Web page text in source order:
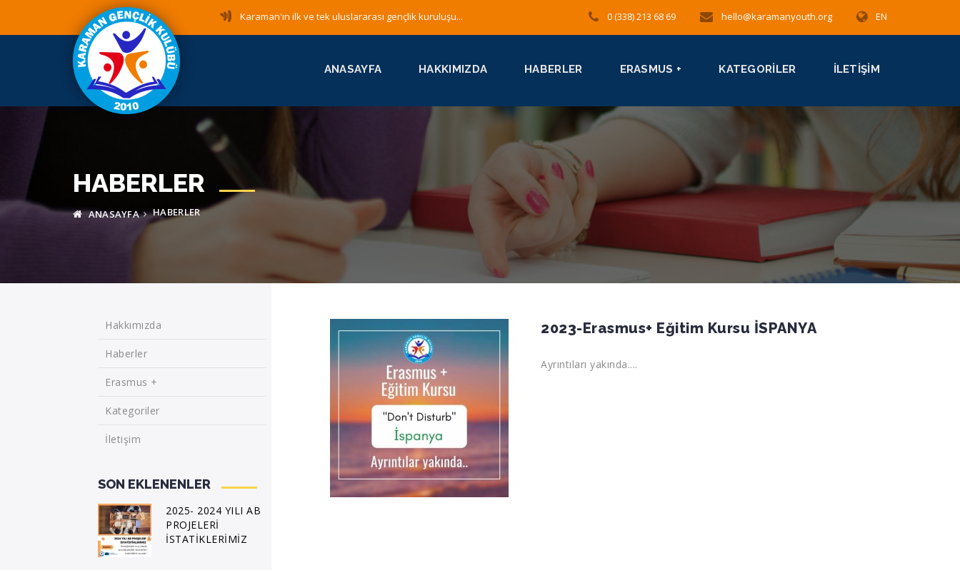
ANASAYFA HAKKIMIZDA HABERLER ERASMUS + KATEGORILER İLETIŞIM
Karaman'ın ilk ve tek uluslararası gençlik kuruluşu... 0 (338) 213 68 69 hello@karamanyouth.org EN
HABERLER
ANASAYFA HABERLER
2023-Erasmus+ Eğitim Kursu İSPANYA
Ayrıntıları yakında....
Hakkımızda
Haberler
Erasmus +
Kategoriler
İletişim
SON EKLENENLER
2025- 2024 YILI AB
PROJELERİ
İSTATİKLERİMİZ